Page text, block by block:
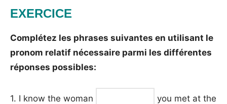
EXERCICE
Complétez les phrases suivantes en utilisant le
pronom relatif nécessaire parmi les différentes
réponses possibles:
1. I know the woman
you met at the